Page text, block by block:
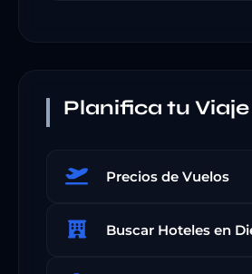
Planifica tu Viaje
Precios de Vuelos
Buscar Hoteles en